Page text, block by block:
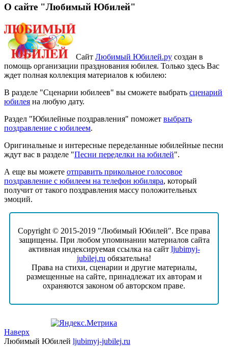
О сайте "Любимый Юбилей"
Сайт Любимый Юбилей.ру создан в
помощь организации празднования юбилея. Только здесь Вас
ждет полная коллекция материалов к юбилею:
В разделе "Сценарии юбилеев" вы сможете выбрать сценарий
юбилея на любую дату.
Раздел "Юбилейные поздравления" поможет выбрать
поздравление с юбилеем.
Оригинальные и интересные переделанные юбилейные песни
ждут вас в разделе "Песни переделки на юбилей".
А еще вы можете отправить прикольное голосовое
поздравление с юбилеем на телефон юбиляра, который
получит от такого поздравления массу положительных
эмоций.
Copyright © 2015-2019 "Любимый Юбилей". Все права
защищены. При любом упоминании материалов сайта
активная индексируемая ссылка на сайт ljubimyj-
jubilej.ru обязательна!
Права на стихи, сценарии и другие материалы,
размещенные на сайте, принадлежат их авторам и
охраняются законом об авторском праве.
Наверх
Любимый Юбилей ljubimyj-jubilej.ru